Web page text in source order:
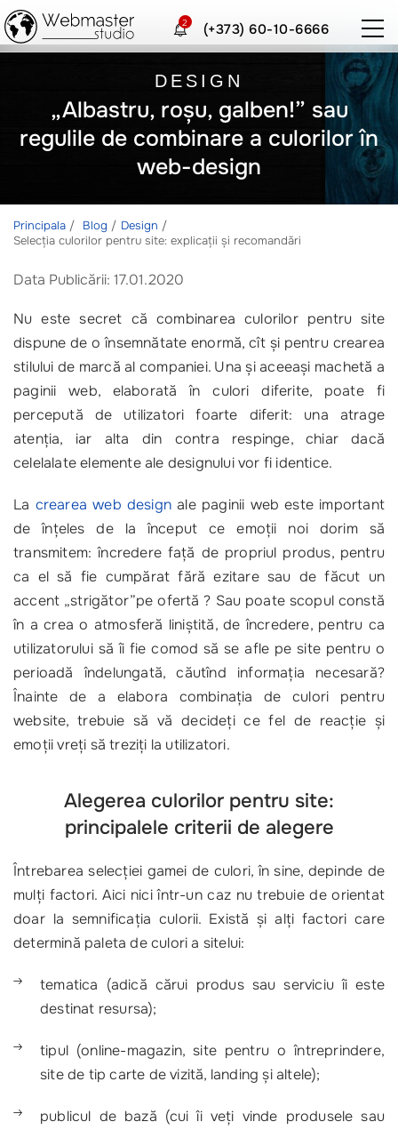
(+373) 60-10-6666
2
DESIGN
„Albastru, roşu, galben!” sau
regulile de combinare a culorilor în
web-design
Principala Blog
Design
Selecţia culorilor pentru site: explicaţii şi recomandări
Data Publicării: 17.01.2020
Nu este secret că combinarea culorilor pentru site
dispune de o însemnătate enormă, cît şi pentru crearea
stilului de marcă al companiei. Una şi aceeaşi machetă a
paginii web, elaborată în culori diferite, poate fi
percepută de utilizatori foarte diferit: una atrage
atenţia, iar alta din contra respinge, chiar dacă
celelalate elemente ale designului vor fi identice.
La crearea web design ale paginii web este important
de înţeles de la început ce emoţii noi dorim să
transmitem: încredere faţă de propriul produs, pentru
ca el să fie cumpărat fără ezitare sau de făcut un
accent „strigător”pe ofertă ? Sau poate scopul constă
în a crea o atmosferă liniştită, de încredere, pentru ca
utilizatorului să îi fie comod să se afle pe site pentru o
perioadă îndelungată, căutînd informaţia necesară?
Înainte de a elabora combinaţia de culori pentru
website, trebuie să vă decideţi ce fel de reacţie şi
emoţii vreţi să treziţi la utilizatori.
Alegerea culorilor pentru site:
principalele criterii de alegere
Întrebarea selecţiei gamei de culori, în sine, depinde de
mulţi factori. Aici nici într-un caz nu trebuie de orientat
doar la semnificaţia culorii. Există şi alţi factori care
determină paleta de culori a sitelui:
tematica (adică cărui produs sau serviciu îi este
destinat resursa);
tipul (online-magazin, site pentru o întreprindere,
site de tip carte de vizită, landing şi altele);
publicul de bază (cui îi veţi vinde produsele sau